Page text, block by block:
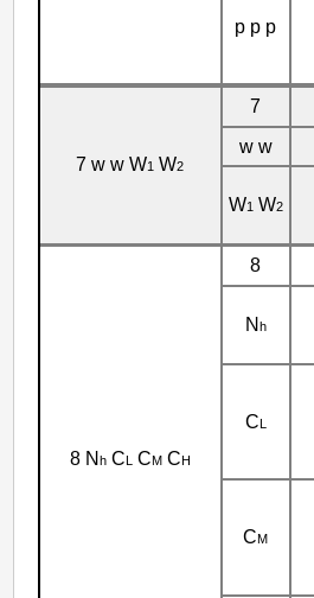
p p p
7 w w W1 W2
7
w w
W1 W2
8 N hCL CMCH
8
N h
CL
CM